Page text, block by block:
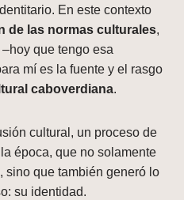
En este contexto
de las normas culturales,
que tengo esa
mí es la fuente y el rasgo
caboverdiana.
cultural, un proceso de
época, que no solamente
sino que también generó lo
su identidad.